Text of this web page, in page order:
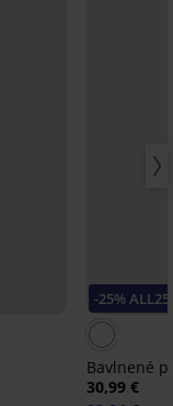
-25% ALL25
Bavlnené
30,99 €